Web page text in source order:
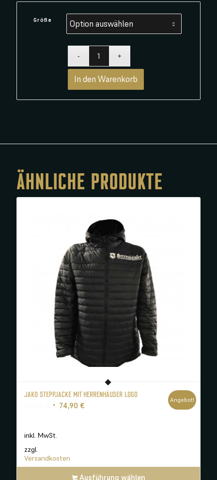
Größe
In den Warenkorb
ÄHNLICHE PRODUKTE
JAKO STEPPJACKE MIT HERRENHÄUSER LOGO
Ursprünglicher
89,90 €
74,90 €Aktueller
Angebot!
inkl. MwSt.
zzgl.
Versandkosten
Ausführung wählen